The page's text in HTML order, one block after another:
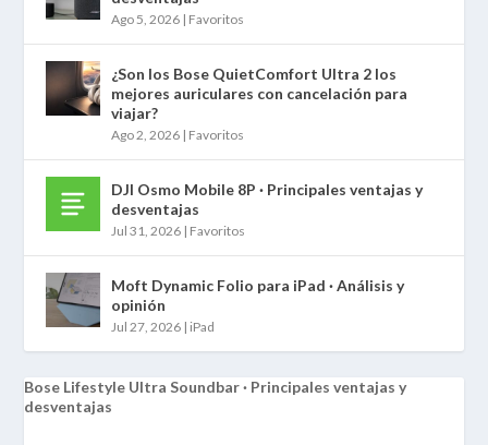
Ago 5, 2026 | Favoritos
¿Son los Bose QuietComfort Ultra 2 los
mejores auriculares con cancelación para
viajar?
Ago 2, 2026 | Favoritos
DJI Osmo Mobile 8P · Principales ventajas y
desventajas
Jul 31, 2026 | Favoritos
Moft Dynamic Folio para iPad · Análisis y
opinión
Jul 27, 2026 | iPad
Bose Lifestyle Ultra Soundbar · Principales ventajas y
desventajas